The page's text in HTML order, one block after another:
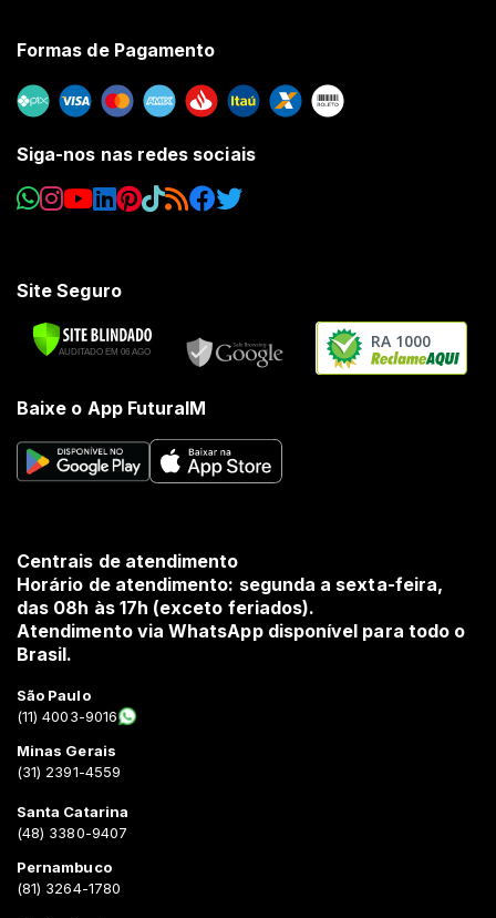
Formas de Pagamento
Siga-nos nas redes sociais
Site Seguro
RA 1000
Baixe o App FuturaIM
Centrais de atendimento
Horário de atendimento: segunda a sexta-feira,
das 08h às 17h (exceto feriados).
Atendimento via WhatsApp disponível para todo o
Brasil.
São Paulo
(11) 4003-9016
Minas Gerais
(31) 2391-4559
Santa Catarina
(48) 3380-9407
Pernambuco
(81) 3264-1780